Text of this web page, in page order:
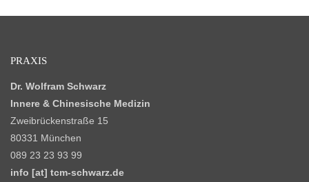
PRAXIS
Dr. Wolfram Schwarz
Innere & Chinesische Medizin
Zweibrückenstraße 15
80331 München
089 23 23 93 99
info [at] tcm-schwarz.de